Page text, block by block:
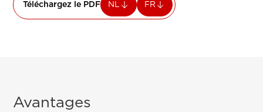
Téléchargez le PDF NL FR
Avantages